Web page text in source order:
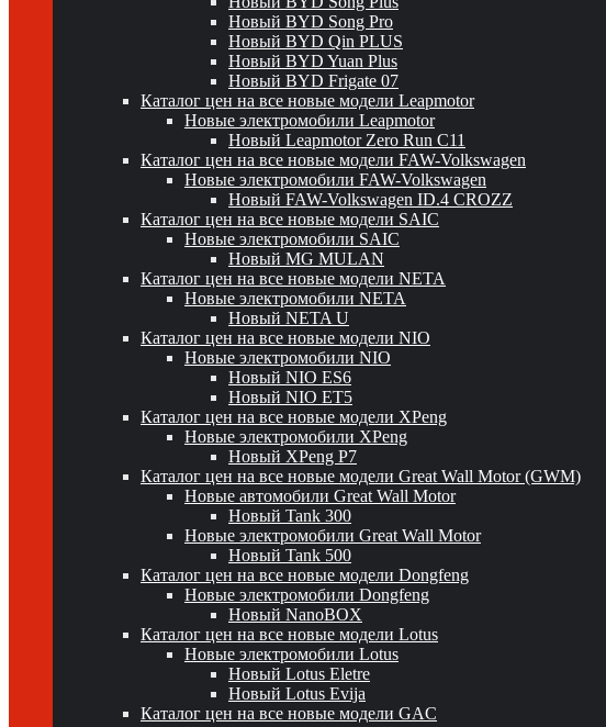
Новый BYD Song Pro
Новый BYD Qin PLUS
Новый BYD Yuan Plus
Новый BYD Frigate 07
Каталог цен на все новые модели Leapmotor
Новые электромобили Leapmotor
Новый Leapmotor Zero Run C11
Каталог цен на все новые модели FAW-Volkswagen
Новые электромобили FAW-Volkswagen
Новый FAW-Volkswagen ID.4 CROZZ
Каталог цен на все новые модели SAIC
Новые электромобили SAIC
Новый MG MULAN
Каталог цен на все новые модели NETA
Новые электромобили NETA
Новый NETA U
Каталог цен на все новые модели NIO
Новые электромобили NIO
Новый NIO ES6
Новый NIO ET5
Каталог цен на все новые модели XPeng
Новые электромобили XPeng
Новый XPeng P7
Каталог цен на все новые модели Great Wall Motor (GWM)
Новые автомобили Great Wall Motor
Новый Tank 300
Новые электромобили Great Wall Motor
Новый Tank 500
Каталог цен на все новые модели Dongfeng
Новые электромобили Dongfeng
Новый NanoBOX
Каталог цен на все новые модели Lotus
Новые электромобили Lotus
Новый Lotus Eletre
Новый Lotus Evija
Каталог цен на все новые модели GAC